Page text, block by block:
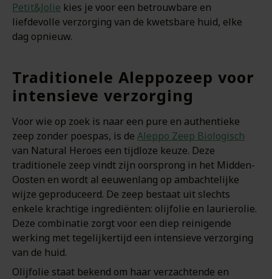
Petit&Jolie kies je voor een betrouwbare en
liefdevolle verzorging van de kwetsbare huid, elke
dag opnieuw.
Traditionele Aleppozeep voor
intensieve verzorging
Voor wie op zoek is naar een pure en authentieke
zeep zonder poespas, is de Aleppo Zeep Biologisch
van Natural Heroes een tijdloze keuze. Deze
traditionele zeep vindt zijn oorsprong in het Midden-
Oosten en wordt al eeuwenlang op ambachtelijke
wijze geproduceerd. De zeep bestaat uit slechts
enkele krachtige ingrediënten: olijfolie en laurierolie.
Deze combinatie zorgt voor een diep reinigende
werking met tegelijkertijd een intensieve verzorging
van de huid.
Olijfolie staat bekend om haar verzachtende en